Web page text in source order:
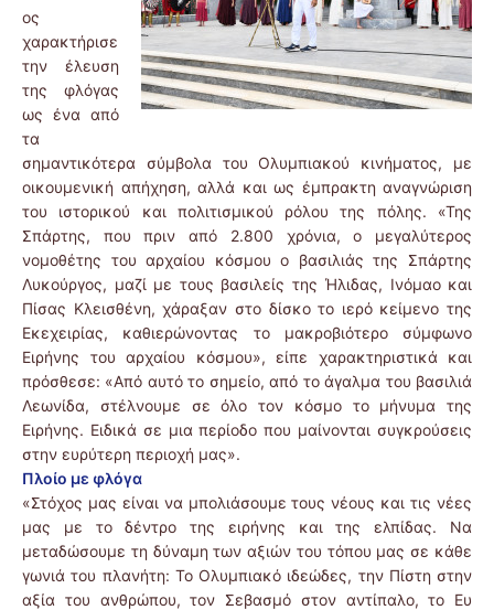
ος
χαρακτήρισε
την έλευση
της φλόγας
ως ένα από
τα
σημαντικότερα σύμβολα του Ολυμπιακού κινήματος, με
οικουμενική απήχηση, αλλά και ως έμπρακτη αναγνώριση
του ιστορικού και πολιτισμικού ρόλου της πόλης. «Της
Σπάρτης, που πριν από 2.800 χρόνια, ο μεγαλύτερος
νομοθέτης του αρχαίου κόσμου ο βασιλιάς της Σπάρτης
Λυκούργος, μαζί με τους βασιλείς της Ήλιδας, Ινόμαο και
Πίσας Κλεισθένη, χάραξαν στο δίσκο το ιερό κείμενο της
Εκεχειρίας, καθιερώνοντας το μακροβιότερο σύμφωνο
Ειρήνης του αρχαίου κόσμου», είπε χαρακτηριστικά και
πρόσθεσε: «Από αυτό το σημείο, από το άγαλμα του βασιλιά
Λεωνίδα, στέλνουμε σε όλο τον κόσμο το μήνυμα της
Ειρήνης. Ειδικά σε μια περίοδο που μαίνονται συγκρούσεις
στην ευρύτερη περιοχή μας».
Πλοίο με φλόγα
«Στόχος μας είναι να μπολιάσουμε τους νέους και τις νέες
μας με το δέντρο της ειρήνης και της ελπίδας. Να
μεταδώσουμε τη δύναμη των αξιών του τόπου μας σε κάθε
γωνιά του πλανήτη: Το Ολυμπιακό ιδεώδες, την Πίστη στην
αξία του ανθρώπου, τον Σεβασμό στον αντίπαλο, το Ευ